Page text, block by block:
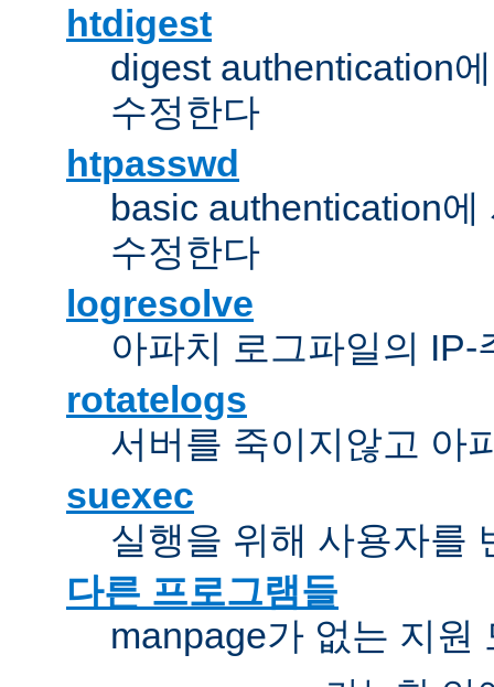
htdigest
digest authentication
수정한다
htpasswd
basic authentication
수정한다
logresolve
아파치 로그파일의
rotatelogs
서버를 죽이지않고 아
suexec
실행을 위해 사용자를
다른 프로그램들
manpage가 없는 지원